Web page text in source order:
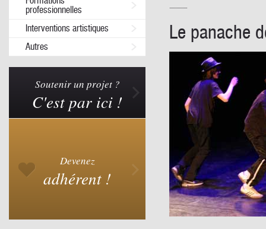
professionnelles
Interventions artistiques
Autres
Soutenir un projet ?
C'est par ici !
Devenez
adhérent !
Le panache